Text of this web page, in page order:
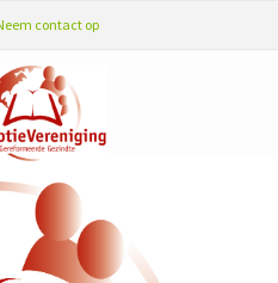
contact op
Over ons